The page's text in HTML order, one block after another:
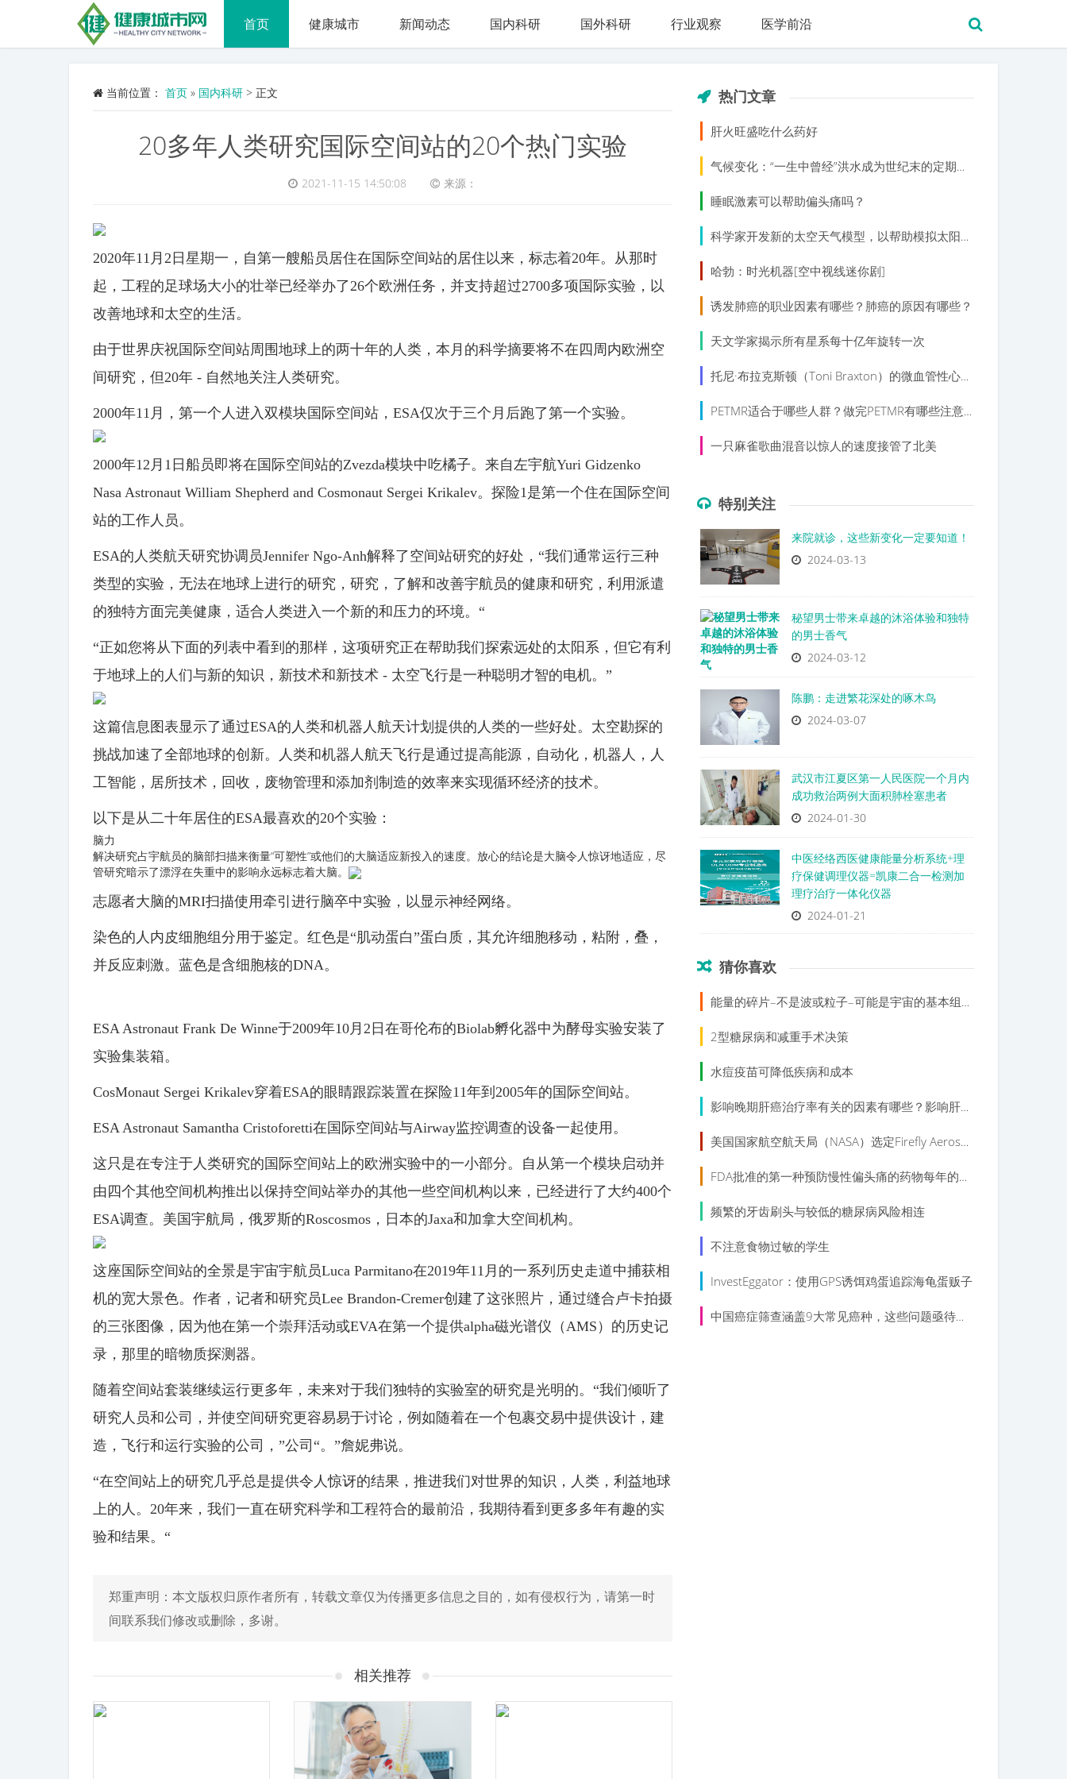
首页 健康城市 新闻动态 国内科研 国外科研 行业观察 医学前沿
当前位置： 首页 » 国内科研 > 正文
20多年人类研究国际空间站的20个热门实验
2021-11-15 14:50:08 来源：
2020年11月2日星期一，自第一艘船员居住在国际空间站的居住以来，标志着20年。从那时
起，工程的足球场大小的壮举已经举办了26个欧洲任务，并支持超过2700多项国际实验，以
改善地球和太空的生活。
由于世界庆祝国际空间站周围地球上的两十年的人类，本月的科学摘要将不在四周内欧洲空
间研究，但20年 - 自然地关注人类研究。
2000年11月，第一个人进入双模块国际空间站，ESA仅次于三个月后跑了第一个实验。
2000年12月1日船员即将在国际空间站的Zvezda模块中吃橘子。来自左宇航Yuri Gidzenko
Nasa Astronaut William Shepherd and Cosmonaut Sergei Krikalev。探险1是第一个住在国际空间
站的工作人员。
ESA的人类航天研究协调员Jennifer Ngo-Anh解释了空间站研究的好处，“我们通常运行三种
类型的实验，无法在地球上进行的研究，研究，了解和改善宇航员的健康和研究，利用派遣
的独特方面完美健康，适合人类进入一个新的和压力的环境。“
“正如您将从下面的列表中看到的那样，这项研究正在帮助我们探索远处的太阳系，但它有利
于地球上的人们与新的知识，新技术和新技术 - 太空飞行是一种聪明才智的电机。”
这篇信息图表显示了通过ESA的人类和机器人航天计划提供的人类的一些好处。太空勘探的
挑战加速了全部地球的创新。人类和机器人航天飞行是通过提高能源，自动化，机器人，人
工智能，居所技术，回收，废物管理和添加剂制造的效率来实现循环经济的技术。
以下是从二十年居住的ESA最喜欢的20个实验：
脑力
解决研究占宇航员的脑部扫描来衡量“可塑性”或他们的大脑适应新投入的速度。放心的结论是大脑令人惊讶地适应，尽
管研究暗示了漂浮在失重中的影响永远标志着大脑。
志愿者大脑的MRI扫描使用牵引进行脑卒中实验，以显示神经网络。
染色的人内皮细胞组分用于鉴定。红色是“肌动蛋白”蛋白质，其允许细胞移动，粘附，叠，
并反应刺激。蓝色是含细胞核的DNA。
ESA Astronaut Frank De Winne于2009年10月2日在哥伦布的Biolab孵化器中为酵母实验安装了
实验集装箱。
CosMonaut Sergei Krikalev穿着ESA的眼睛跟踪装置在探险11年到2005年的国际空间站。
ESA Astronaut Samantha Cristoforetti在国际空间站与Airway监控调查的设备一起使用。
这只是在专注于人类研究的国际空间站上的欧洲实验中的一小部分。自从第一个模块启动并
由四个其他空间机构推出以保持空间站举办的其他一些空间机构以来，已经进行了大约400个
ESA调查。美国宇航局，俄罗斯的Roscosmos，日本的Jaxa和加拿大空间机构。
这座国际空间站的全景是宇宙宇航员Luca Parmitano在2019年11月的一系列历史走道中捕获相
机的宽大景色。作者，记者和研究员Lee Brandon-Cremer创建了这张照片，通过缝合卢卡拍摄
的三张图像，因为他在第一个崇拜活动或EVA在第一个提供alpha磁光谱仪（AMS）的历史记
录，那里的暗物质探测器。
随着空间站套装继续运行更多年，未来对于我们独特的实验室的研究是光明的。“我们倾听了
研究人员和公司，并使空间研究更容易易于讨论，例如随着在一个包裹交易中提供设计，建
造，飞行和运行实验的公司，”公司“。”詹妮弗说。
“在空间站上的研究几乎总是提供令人惊讶的结果，推进我们对世界的知识，人类，利益地球
上的人。20年来，我们一直在研究科学和工程符合的最前沿，我期待看到更多多年有趣的实
验和结果。“
郑重声明：本文版权归原作者所有，转载文章仅为传播更多信息之目的，如有侵权行为，请第一时
间联系我们修改或删除，多谢。
相关推荐
热门文章
肝火旺盛吃什么药好
气候变化：“一生中曾经”洪水成为世纪末的定期出现
睡眠激素可以帮助偏头痛吗？
科学家开发新的太空天气模型，以帮助模拟太阳风暴的磁结构
哈勃：时光机器[空中视线迷你剧]
诱发肺癌的职业因素有哪些？肺癌的原因有哪些？
天文学家揭示所有星系每十亿年旋转一次
托尼·布拉克斯顿（Toni Braxton）的微血管性心绞痛：常问问题
PETMR适合于哪些人群？做完PETMR有哪些注意事项？
一只麻雀歌曲混音以惊人的速度接管了北美
特别关注
来院就诊，这些新变化一定要知道！
2024-03-13
秘望男士带来卓越的沐浴体验和独特
的男士香气
2024-03-12
陈鹏：走进繁花深处的啄木鸟
2024-03-07
武汉市江夏区第一人民医院一个月内
成功救治两例大面积肺栓塞患者
2024-01-30
中医经络西医健康能量分析系统+理
疗保健调理仪器=凯康二合一检测加
理疗治疗一体化仪器
2024-01-21
猜你喜欢
能量的碎片–不是波或粒子–可能是宇宙的基本组成部分
2型糖尿病和减重手术决策
水痘疫苗可降低疾病和成本
影响晚期肝癌治疗率有关的因素有哪些？影响肝癌治疗后的因素？
美国国家航空航天局（NASA）选定Firefly Aerospace于2023年为Artemis商业月球交付
FDA批准的第一种预防慢性偏头痛的药物每年的费用为$ 6,900
频繁的牙齿刷头与较低的糖尿病风险相连
不注意食物过敏的学生
InvestEggator：使用GPS诱饵鸡蛋追踪海龟蛋贩子
中国癌症筛查涵盖9大常见癌种，这些问题亟待解决